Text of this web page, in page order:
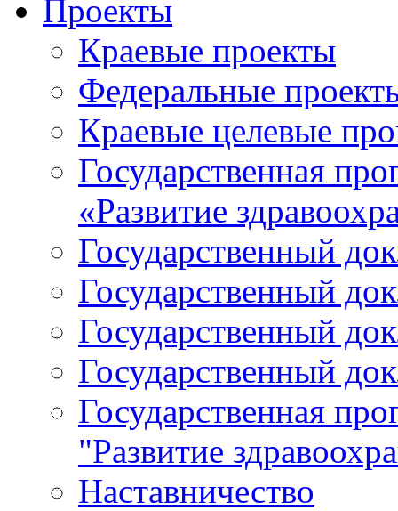
Проекты
Краевые проекты
Федеральные
Краевые целевые
Государственная
«Развитие
Государственный
Государственный
Государственный
Государственный
Государственная
"Развитие
Наставничество